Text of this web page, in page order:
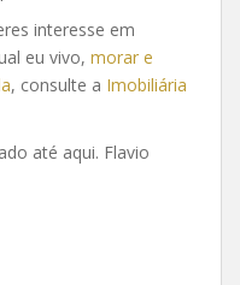
interesse em
eu vivo, morar e
, consulte a Imobiliária
até aqui. Flavio